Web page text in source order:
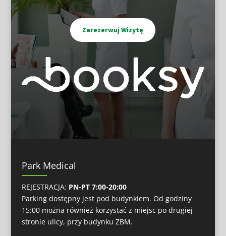
Zarezerwuj Wizytę
Park Medical
REJESTRACJA: PN-PT 7:00-20:00
Parking dostępny jest pod budynkiem. Od godziny
15:00 można również korzystać z miejsc po drugiej
stronie ulicy, przy budynku ZBM.